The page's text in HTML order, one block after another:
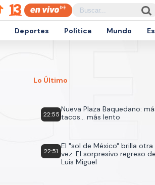
Deportes Política Mundo
Lo Último
22:55
Nueva Plaza Baquedano:
tacos... más lento
22:51
El "sol de México" brilla otra
vez: El sorpresivo regreso de
Luis Miguel